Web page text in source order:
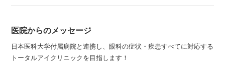
医院からのメッセージ
日本医科大学付属病院と連携し、眼科の症状・疾患すべてに対応する
トータルアイクリニックを目指します！